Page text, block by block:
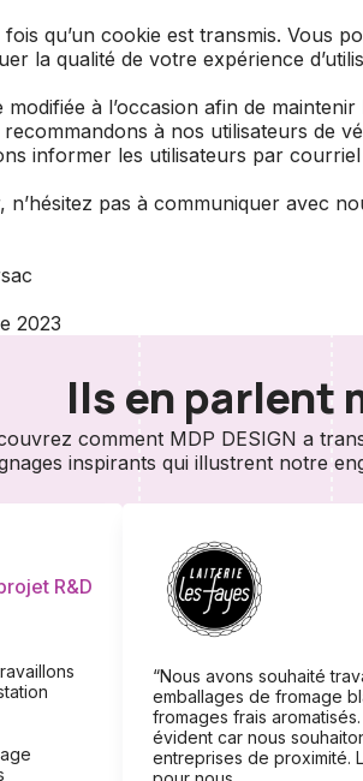
qu’un cookie est transmis. Vous
la qualité de votre expérience
à l’occasion afin de
à nos utilisateurs de
informer les utilisateurs par
pas à communiquer avec
2023
Ils en parlent
comment MDP DESIGN a
inspirants qui illustrent notre
R&D
“Nous avons souhaité
emballages de fromage
fromages frais
évident car nous
entreprises de proximité.